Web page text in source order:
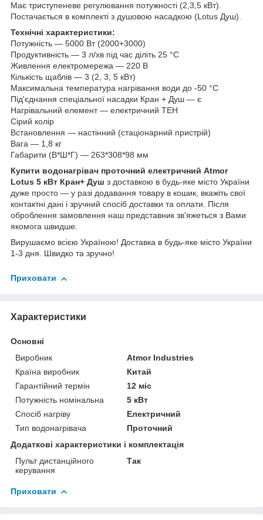
Має триступеневе регулювання потужності (2,3,5 кВт).
Постачається в комплекті з душовою насадкою (Lotus Душ).
Технічні характеристики:
Потужність — 5000 Вт (2000+3000)
Продуктивність — 3 л/хв під час діліть 25 °C
Живлення електромережа — 220 В
Кількість щаблів — 3 (2, 3, 5 кВт)
Максимальна температура нагрівання води до -50 °C
Під'єднання спеціальної насадки Кран + Душ — є
Нагрівальний елемент — електричний ТЕН
Сірий колір
Встановлення — настінний (стаціонарний пристрій)
Вага — 1,8 кг
Габарити (В*Ш*Г) — 263*308*98 мм
Купити водонагрівач проточний електричний Atmor
Lotus 5 кВт Кран+ Душ з доставкою в будь-яке місто України
дуже просто — у разі додавання товару в кошик, вкажіть свої
контактні дані і зручний спосіб доставки та оплати. Після
оброблення замовлення наш представник зв'яжеться з Вами
якомога швидше.
Вирушаємо всією Україною! Доставка в будь-яке місто України
1-3 дня. Швидко та зручно!
Приховати
Характеристики
Основні
Виробник
Atmor Industries
Країна виробник
Китай
Гарантійний термін
12 міс
Потужність номінальна
5 кВт
Спосіб нагріву
Електричний
Тип водонагрівача
Проточний
Додаткові характеристики і комплектація
Пульт дистанційного
керування
Так
Приховати